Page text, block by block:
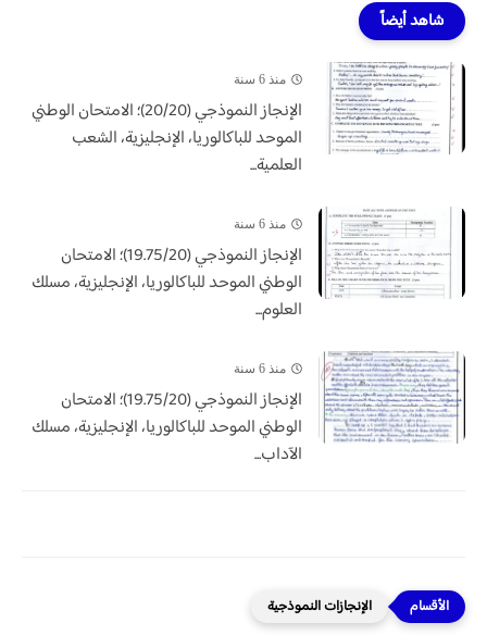
شاهد أيضاً
منذ 6 سنة
الإنجاز النموذجي (20/20)؛ الامتحان الوطني
الموحد للباكالوريا، الإنجليزية، الشعب
العلمية...
منذ 6 سنة
الإنجاز النموذجي (19.75/20)؛ الامتحان
الوطني الموحد للباكالوريا، الإنجليزية، مسلك
العلوم...
منذ 6 سنة
الإنجاز النموذجي (19.75/20)؛ الامتحان
الوطني الموحد للباكالوريا، الإنجليزية، مسلك
الآداب...
الإنجازات النموذجية